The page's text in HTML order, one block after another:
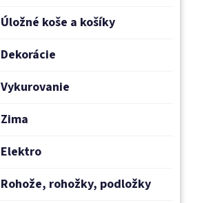
Úložné koše a košíky
Dekorácie
Vykurovanie
Zima
Elektro
Rohože, rohožky, podložky